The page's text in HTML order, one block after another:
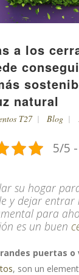
a los
natural
T27 Blog
5/5
su hogar
y dejar
para
es un buen
puertas o
, son un